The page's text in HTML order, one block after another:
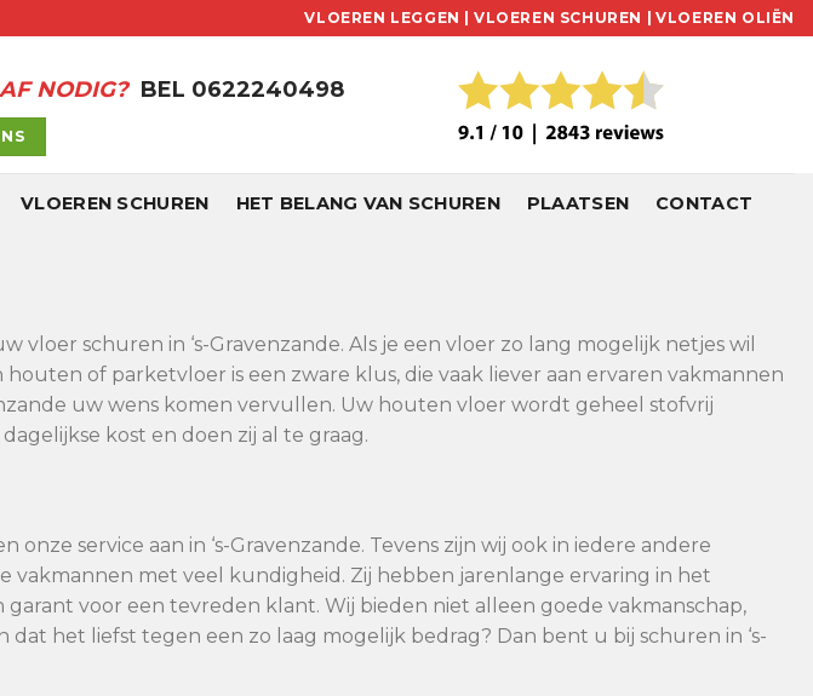
VLOEREN LEGGEN | VLOEREN SCHUREN | VLOEREN OLIËN
NODIG? BEL 0622240498
VLOEREN SCHUREN HET BELANG VAN SCHUREN PLAATSEN CONTACT
schuren in ‘s-Gravenzande. Als je een vloer zo lang mogelijk netjes wil
of parketvloer is een zware klus, die vaak liever aan ervaren vakmannen
uw wens komen vervullen. Uw houten vloer wordt geheel stofvrij
kost en doen zij al te graag.
service aan in ‘s-Gravenzande. Tevens zijn wij ook in iedere andere
vakmannen met veel kundigheid. Zij hebben jarenlange ervaring in het
voor een tevreden klant. Wij bieden niet alleen goede vakmanschap,
het liefst tegen een zo laag mogelijk bedrag? Dan bent u bij schuren in ‘s-